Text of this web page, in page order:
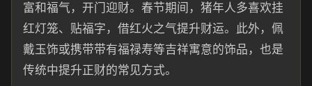
富和福气，开门迎财。春节期间，猪年人多喜欢挂
红灯笼、贴福字，借红火之气提升财运。此外，佩
戴玉饰或携带带有福禄寿等吉祥寓意的饰品，也是
传统中提升正财的常见方式。